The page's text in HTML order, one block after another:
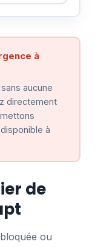
à
aucune
directement
à
de
ou